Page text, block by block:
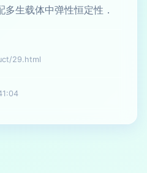
生载体中弹性恒定性．
29.html